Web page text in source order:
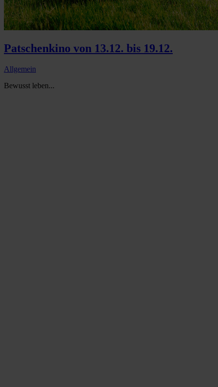
Patschenkino von 13.12. bis 19.12.
Allgemein
Bewusst leben...